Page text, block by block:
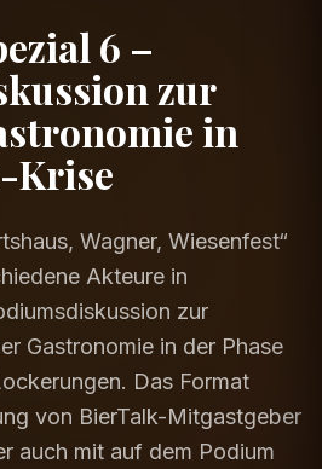
6 –
zur
in
Krise
Wagner, Wiesenfest“
Akteure in
zur
Gastronomie in der Phase
Das Format
von BierTalk-Mitgastgeber
auch mit auf dem Podium